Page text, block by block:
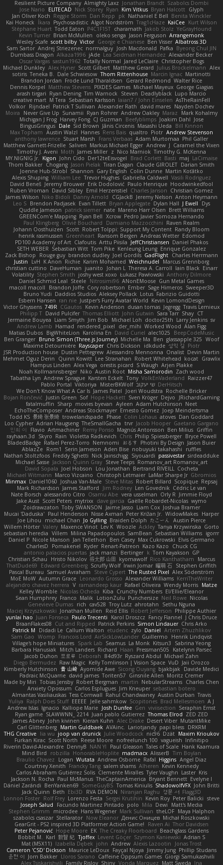
Resilient Picture Company Almighty Laxz Jonathan Brandt Szabolcs Dombi
Jose Nario
ELITECAD Nick Storey Ryan Kim Vitkus Bryan Halcott Glyph
Jan Oliver Koch Reggie Storm Dan Repp pk Nathaniel E Bell Benita Winckler
Kai Honeck Íkara Psychosadistic Algot Nordström Trag1cHaze KaiCee Kurt Wilson
Stéphane Huart Todd Eaton P4C1F15T charamath Jakob Stolz YeGrayHound
Kevin Turner Brian McMullen oleko senga Jason Ferguson Arrangemonk
Wesley Scafe scott bilby Victor George e Chianese Ben Visser Albatross 3D
Sam Sartor Andrej Striezenec normalguy Josh Macdonald Pafka Byeong Chul JIN
Dumbass Dragon Alkaza1996 jAde Lea Seidman Hernandez Alexander Becker
Oscar Vargas sastun1962 Totally Normal Jared LeClaire Christopher Bogs
Michael Dunkley Alex Hyner Scott Gilbert Matthew Gerard Julius Brockelmann Alex
sotiris Teneka B. Dale Schwiesow Thom Rittenhouse Marcin Ignac Martinotti
Brandon Jordan Frode Lund Tharaldsen Gerard Redmond Walter Rice
Dennis Korpel Matthew Stevens PIXDES Games Michael Mayeux George Giagias
arash tirgari Ryan Dening Tim Warnock Steven Deadlyblack Lupo Marcio
creative mart M Tera Sebastian Karlsson Iaian7 / John Einselen AsTheRainFell
Volkor Rijndael Patrick T Sullivan Alexander Rath david mares Nayden Dochev
Moira
Never Give Up Sunamii Ryan Rohrer Andrew Oakley Maraz
Mark Kohalmy
Michigan J Frog Harvey Fong CJ Guzman Beefyblimps Joakim Dahl Jose
BingusGringus Dale Sid Brown Jānis Circenis Masashi Ueda
Bill Kinnon
Max Topham Austin Walzl Hannes Rens Bais qualtro Piotr Andrew Stevenson
anthony lawrence Stuart Marsh Frans Verbaas Adam Murtomaa Phil Galler
Matthew Garnett-Frizelle Saliven Markus Michael Egger Andrew J Caramel the Vixen
Timothy J. Aveni Moth James Miller z Nico Marniok Timothy G. McKenna
MY.NIGNIG Jr. Kigon John Cido Der12teEisvogel Brad Corlett Basti maj LaCimaise
Thom Bakker Chogang Jason Pielak Tiran Dagan Claude GIROLET Darian Smith
Joenne Hub-Strobl Shannon Gary English Colin Dunne Martin Koťátko
Alexis Shuping William Lee Trevor Hughes Gabriella Caldwell Vasili Rodriguez
David Beneš Jeremy Brouwer Erik Dodolović Paulo Henrique Hoodwinkedfool
Ruben Vroman David Sibley Emil Herzenstiel Charles Janson Christian Gomez
James Wilson Niko Bidoli Danny Arnold CGJackB Jeremy Nelson Anton Heymann
Leo S Brendon Padjasek Evan Tillett Bryan Applegate Dylan Hall J Ewell
Dys
Quddle Jameson patrick siemer nate Mareno Harr Olsen Brett Williams
GREENCom'e Mapping Ryan Bell Xcrow Pedro Javier Somoza Hernando
Paul Klingberg Olivié Bouchard Damiano Mazzocchini Raven Realm
Johann Oosthuizen Scott Robert Tolppi: Support My Content Randy Bloom
henrik rasmussen Greenheart Ransom Bergen Andreas Wetter Edomod
PD100 Academy of Art Clafoutis Arttu Piisila JeffChristiansen Daniel Phakos
SETH WEBER Sebastian Witt Tom Pike Kenleung Leung Enrique Gonzalez
Zack Bishop
Rouge guy brandon dudley Joel Gordils GadFlight Charles Herrmann
Justin
LvH K Anon Richie Karim Mohamed Weichnudel
Marcus Grennborg
christian cuttino DaveHuman juanito Johan L Theresa A. Carroll Iain Black Einarr
Volatility Stephen Smith joshy west xoxo Łukasz Pawłowski Anthony Dilmore
Daniel Schmid Leal Steele Nitrosimi96 ANonEMoose Gun Metal Games
macoll macoll
Brandon Joffe Cory robertson Ember Sage Himeros Sweeper3D
Bruno Yudi Daddios Studios Aleksey Pollack Lotus Fabrizio Guidotti
Esbern Hansen ran nie Justper's Furry Avatar World Kevin LomondDesign
Victor Ghyssens 749R CGautos Kevin Anderson dusan tomas Jegregg Travis Lemieux
Philipp T David Pulcifer Thomas Elliott John Gutwin Sara Tarr Shay CT
Jermaine Bouyea Liam Smyth Jim Bob Michael Loh doctor25th Larry Jenkins sv
Andrew Lamb Hamad rendered_pixel der_mihi Worked Wood Alan Figg
Matias Dubos BigWhiteLion Karolina En David Curiel alec1025
BeepCodeMusic
Ben Granger Bruno Simon (Three.js Journey) Michelle Ma Ben glassapple 325 Woof
Maxime Detournière Rayscaper Chris Dickson idkdude 성익 김 Piotr
JSR Production house Dustin Pettegrew Alessandro Mennonna Onalist Devin Martin
Mehmet Oguz Derin
Quinn Kowitt Lee Stranahan Robert Whitehead kocat Grawlix
Hampus Linden Alex Vega orestis picard S Waugh Arjen Plakke
Noah Kollmannsberger Niko Austin Root Misha Samorodin Zach wood
Tabatha Lyn Andrew Sprague Karsten Eckelt Tony VolkEnVaderland Raizzer47
Pablo Portal Viktoriya MisterBKWolf שי יעקוב DerHitsch
We Don't Know What A Car Is James Patel Joeri Woudstra Rochelle Bricker
Bojan Rončević Justin Green Sof Hope Hackett Sven Kröger Dejvo
JRichardGaming
fatalmuffin Sharp movies byevan Ayleen Adam Hutchinson Neet
EchoTheComposer Andreas Stockmayer Ernesto Gomez Joep Meindertsma
Todd KS 景琦 张景琦 trowelandspade Phase Colin Lohaus atoves Dan Goddard
Loo Cypher Adrian Haugseng TheSmallGacha trvr Jacob Hooper Gaetano Gargano
민희 이
Flavio Artmachiner Remy Ponso Magnús Antonsson Ben Milius Griffin
rayhaan.3d
Skyro Rain Violetta Radkevich Chris Philip Spiessberger Bryce Powell
BladedBadge Rafael Perez-Torro Nemnomi おるす Photini By Design Jason Buier
AblazZe Rom1 Serin Jameson Aden Bise nobuyuki takahashi
ruffles
Nathan Stoltzfoos Freddy Sghetti Nick Jainschigg Siyouardi passivestar sirdeadduke
Michael Sasse Jackson Quinn Gray Steve Teeps Romanov_art Romanov_art
David Sopala Joel Hobson Lou Jonathan Bertrand RIVEILL Cocheta
Michael Witmann Marco Vizcaino Christoph Letmaier LaMar Sharpe Jr Gbromios
Minmax Daniel1060 Joshua Van-Male Steve Mitas Robert Billard Scopique Repsaj
Mark Richardson James Stafford Jim Rodney Len Govednik Cédric Le van
Nate Borsch alessandro Citro Osamu Abe vera usselman Orly R Jimmie Floyd
Jake Aust Scott Peters mytrixx dave garcia Gaëlle Robardet-Nicolas wymo
Zoidrawzaton Toby SWANSON Jaime Jasso Liam Cox Joshua Bramer
Mucai 'Daduska' Paul Henderson Nisse Axman Peter Križan Jr. WidowMakes Harper
Joe Lihou
michael Chan Jo Gylling Braiden Dolph たこーん Austin Pierce
Willem Hörter Valery Maxence Vinot Lev K Woozle Ackley Tanya Krzywinska Gorto
sebastian heredia Villem Milina Papadopoulos SamBean Sebastian Williams igorrr
Daniel P Nicole Manson Jan Tellethon Ben Casey Max Cukrowski Elvis Germano
CharlesD
Pomakenel Ryder Renart-Patreon Kazo Kazo
Chuck CG
antonio palacios puertas jack manzi Bertinger k Tom Kayakson GP
Christian Schau
Hristo Nikolov 将太郎 山田 kyomawolf Rico Kanthatham
Marcus
ThatDude69
Edward Greenberg Scruffy Wolf Irwin Jomar 曜萌 石 Stephen Griffith
Pascal Bureau Samuel Avraham Steve Cypert The Rusted Pixel Alex Söderström
MoE MoW Autumn Grace Leonardo Grosso Alexander Williams KerriTheWriter
alejandro chavez herrera V ramandeep kaur Rafael Oliveira Wendy Morris Matze
Kelley Womble Nicolas Ocheda Kiba Crunchy Numbers El/Ellie/Eleanor
Sean Humphrey Franco Malik LotionZulu Punchersize Neil Rowe Nicolas
Genevieve Dumas rich cav528 Troy Lutz ahrotahn
Sethu Nguna
Maciej Krzyszkowski Jonathan Mullen Reid Ellis Robert Jefferson Philippe Authier
yunlai hao Juan Fonseca Paulo Trecenti Karol Droszcz Fancy Flannel J Chris Druce
BraanFlakes08 Cut and Ripped Patrick Perkins Simon Lindauer Chris Arko
Patrick M
Didadi Le Callum Walton etudenc zylo Daniel Artem Zhuzhlikov
Sam Gao Womp Francois Lord AirSickLowLander Guillermo
Henrik Lindqvist
Village's hope Miniatures Spark Lab Seamus La Monk Kitsun3
Sabrina Yeong
Barbara Hanusiak Mitch Landers Richard Haan Pressman505
Katelynn Parsec
Jacob Duhon 포로루 Deborah 84d93r Ryszard Abdul Michael Zahn
Diego Bermudez Raw Magic Kelly Tomlinson | Vision Space VuD Jaii Orozco
Kimberly Hutchinson 貴 山崎 Ayomide Awe Sicong Ouyang bjakbjak Davide Medici
Padraic McQuarrie david james Toriten57 Ginsnile Allen Moritz Cremer
Made by Miri Tobias Jensby Robert Bergman martin NebularStreams Charles Chen
Anxiety Opossum Carlos Esplugues Jim Kneuper sebastian botero
Almantas Vasiliauskas Tess Cornwall Rahul Chandwaney Austin Durban Travis
Yuliya Ralph Does Stuff EEEEE Jelle sahmkow Scopitones Brad Mellesmoen A J
Andrew Islas Ignacio Kalliope Marie Josh Dunfee Gen viviisection Seraphin Ernst
Ryan game SLAWWNN_ 2214 Juan pablo Gutierrez Thomas Elrod ZED ZED
James Abney John kivinen Kieran Kuhn Alec Drake Desert Viber MutantMike
Carl Glittenberg Martin Guldbaek AVAinc. Lariotjandy papi bless DRKRM
THG Creative lia wu joop van drunick Julie Woodcock nic96 Dzät Maxim Krioukov
Furkan Kirac Scott North Reese Moore nofreelunch 100 vagueish Infinitipo
Riverin David-Alexandre DennyB NAN YI Paul Gleason Tales of Scale Hank Kaamura
Mind Bird
robzilla HonorableHoplite madmacx AlisserB Tim Boylan
Braulio Chavez
Logan Wutata Andrew Osborne Rafal Higgins Angel Diaz
Courtney Xenith Francky Tang salem shams Alheren Kevin Kennedy
Carlos Abraham Gutiérrez Solis Clemente Miralles Tyler Vaughn Laster Kris
Jackson N. Rocha Paul McManus TheCaptainAmerica Bryant Bennett Evelyne I
Dániel Zarándi BenYanken69 SomeGuyBS Tomas Kiniulis ShadowolfVFX John Britti
Jack Quinn Beth Ebi3D RVA DEMON Niranjan Raghu 경문 서 Flagg3D
Lonnon Foster Rolf Frey Lorenzo Festa Sergei Krutihin Kevin Roy Peter Balicki steve
Joseph Salud
Facundo Martinez Pintado polo Mila Dewi
Matt's Media
Stephen Grimm
microdee Hans Wegener Mark Sullivan theLOF Maya Halphon
szabolcs csaszar Stellarator Now Eleanor Денис Оницев Michał Roszkowski
GearGrit - PS2 inspired 3D Platformer Action Game!
Raven Ai Thor Davidsen
Peter Pejanović Hope Moore EK The Creaky Floorboard Beachglass Gardens
Bobbit M. Karl 敦智 紀 Tjoffex Levent Göçer Szymon Kaniewski Adrian S
Mat (M5X11) Izabella Dębek john Andrew Alexis Lazootin
Jonas Trost
Cameron 'CSD' Dickson Maurice LeDoux Fayçal Njoya Jimmy Jung Phillip Studans
준현 이 Jorn Bakker Lloros Sarano Caffeine Oppsum Games Giorgi Samukashvili
Alex Tsiskarishvili Family Rislov Shiny Vonda Marquez Matt Sweda Ina